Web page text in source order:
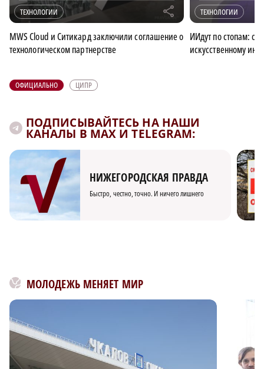
ТЕХНОЛОГИИ r
MWS Cloud и Ситикард заключили соглашение о
технологическом партнерстве
ТЕХНОЛОГИИ
ИИдут по стопам:
искусственному
ОФИЦИАЛЬНО ЦИПР
ПОДПИСЫВАЙТЕСЬ НА НАШИ
КАНАЛЫ В MAX И TELEGRAM:
НИЖЕГОРОДСКАЯ ПРАВДА
Быстро, честно, точно. И ничего лишнего
МОЛОДЕЖЬ МЕНЯЕТ МИР